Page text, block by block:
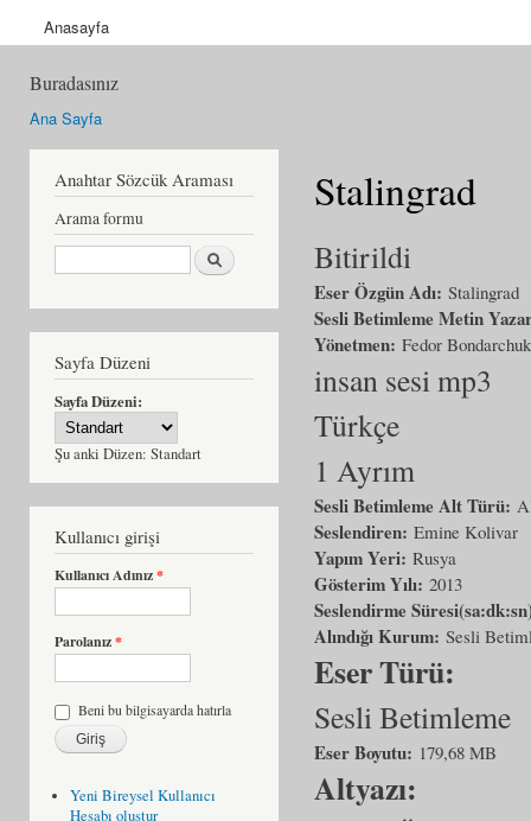
Anasayfa
Buradasınız
Ana Sayfa
Anahtar Sözcük Araması
Arama formu
Ara
Sayfa Düzeni
Sayfa Düzeni:
Şu anki Düzen: Standart
Kullanıcı girişi
Kullanıcı Adınız*
Parolanız*
Beni bu bilgisayarda hatırla
Yeni Bireysel Kullanıcı
Hesabı oluştur
Stalingrad
Bitirildi
Eser Özgün Adı: Stalingrad
Sesli Betimleme Metin
Yönetmen: Fedor Bondarchuk
insan sesi mp3
Türkçe
1 Ayrım
Sesli Betimleme Alt Türü:
Seslendiren: Emine Kolivar
Yapım Yeri: Rusya
Gösterim Yılı: 2013
Seslendirme
Alındığı Kurum: Sesli
Eser Türü:
Sesli Betimleme
Eser Boyutu: 179,68 MB
Altyazı: